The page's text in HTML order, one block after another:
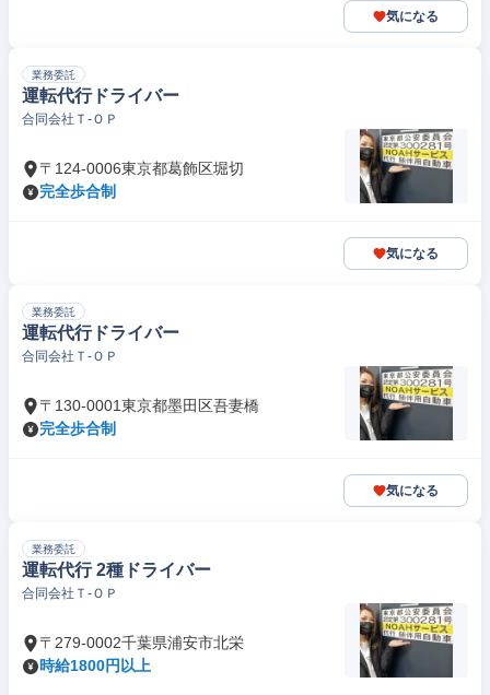
気になる
業務委託
運転代行ドライバー
合同会社Ｔ‐ＯＰ
〒124-0006東京都葛飾区堀切
完全歩合制
気になる
業務委託
運転代行ドライバー
合同会社Ｔ‐ＯＰ
〒130-0001東京都墨田区吾妻橋
完全歩合制
気になる
業務委託
運転代行 2種ドライバー
合同会社Ｔ‐ＯＰ
〒279-0002千葉県浦安市北栄
時給1800円以上